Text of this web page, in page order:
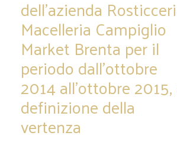
dell’azienda
Macelleria Campiglio
Market Brenta per il
periodo dall’ottobre
2014 all’ottobre 2015,
definizione della
vertenza